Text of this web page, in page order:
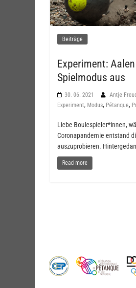
Beiträge
Experiment:
Spielmodus aus
30. 06. 2021 Antje
Experiment, Modus, Pétanque,
Liebe Boulespieler*innen,
Coronapandemie entstand
auszuprobieren.
Read more